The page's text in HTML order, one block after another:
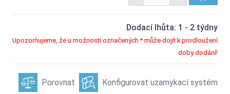
Dodací lhůta: 1 - 2 týdny
Upozorňujeme, že u možností označených * může dojít k prodloužení
doby dodání!
Porovnat Konfigurovat uzamykací systém